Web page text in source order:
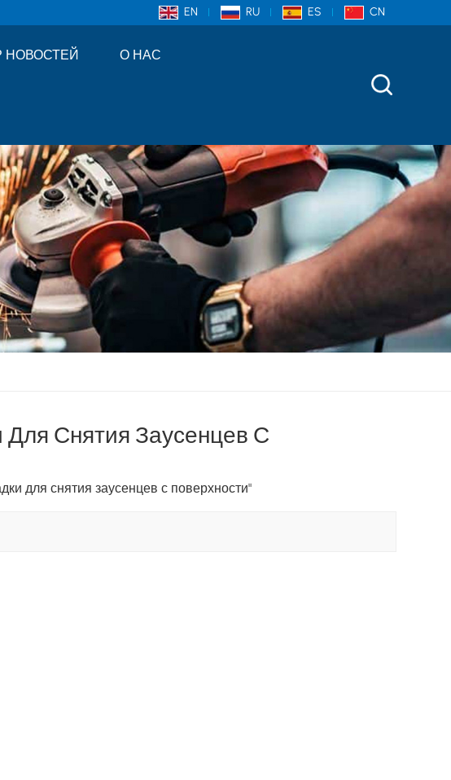
EN RU ES CN
НОВОСТЕЙ О НАС
Снятия Заусенцев С
для снятия заусенцев с поверхности"